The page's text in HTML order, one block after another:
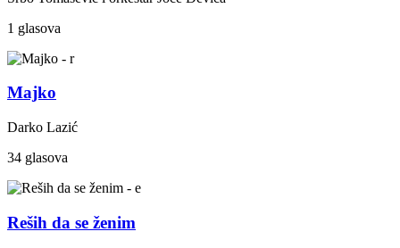
1 glasova
Majko
Darko Lazić
34 glasova
Reših da se ženim